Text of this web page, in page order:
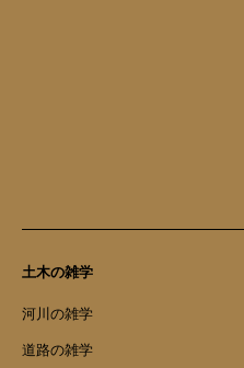
土木の雑学
河川の雑学
道路の雑学